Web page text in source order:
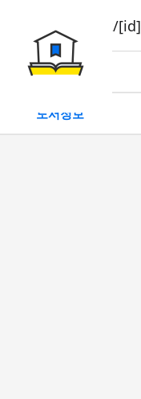
book/rent/[id]
대여
도서정보